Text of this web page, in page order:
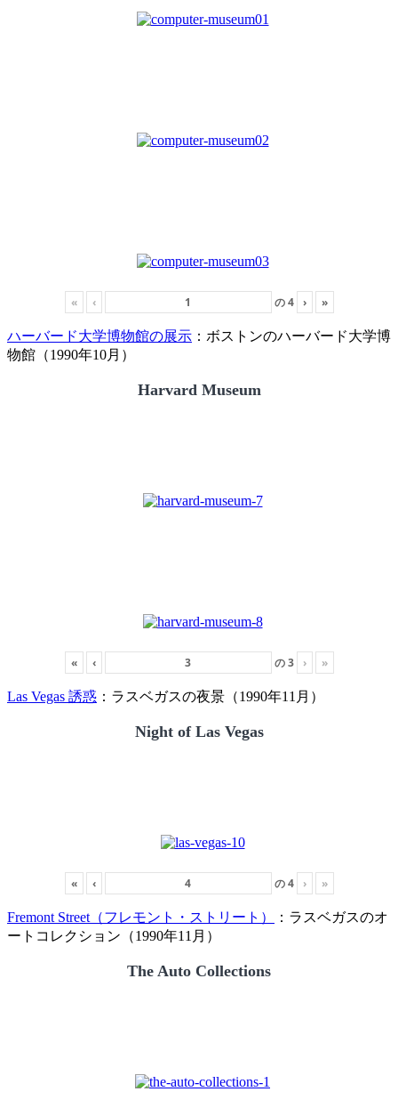
« ‹ の4 › »
ハーバード大学博物館の展示 ：ボストンのハーバード大学博
物館（1990年10月）
Harvard Museum
« ‹ の3 › »
Las Vegas 誘惑 ：ラスベガスの夜景（1990年11月）
Night of Las Vegas
« ‹ の4 › »
Fremont Street（フレモント・ストリート）
：ラスベガスのオ
ートコレクション（1990年11月）
The Auto Collections